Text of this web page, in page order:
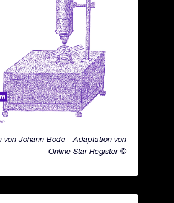
von Johann Bode - Adaptation von
Online Star Register ©